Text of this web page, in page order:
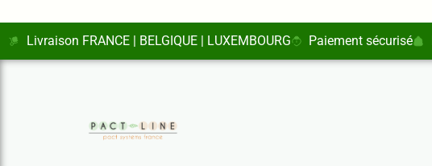
Livraison FRANCE | BELGIQUE | LUXEMBOURG Paiement sécurisé